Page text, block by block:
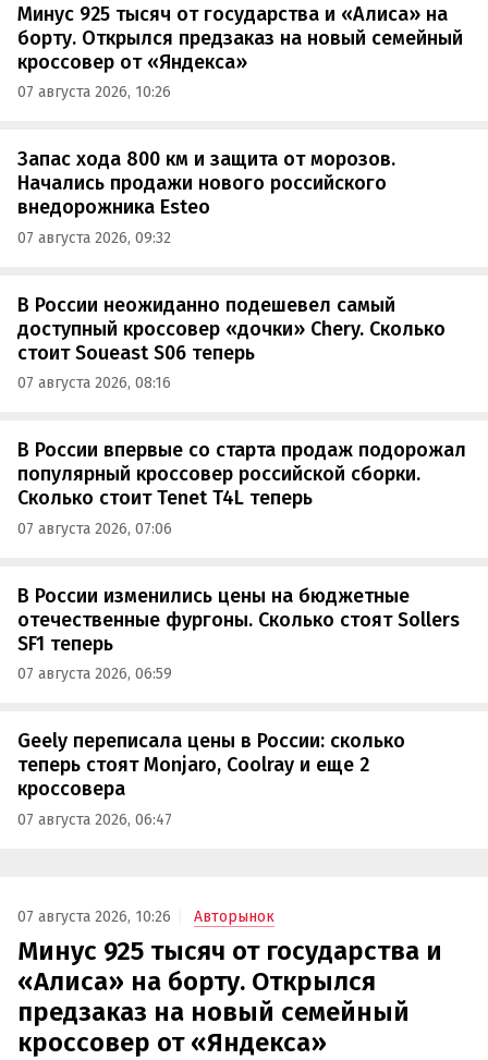
Минус 925 тысяч от государства и «Алиса» на
борту. Открылся предзаказ на новый семейный
кроссовер от «Яндекса»
07 августа 2026, 10:26
Запас хода 800 км и защита от морозов.
Начались продажи нового российского
внедорожника Esteo
07 августа 2026, 09:32
В России неожиданно подешевел самый
доступный кроссовер «дочки» Chery. Сколько
стоит Soueast S06 теперь
07 августа 2026, 08:16
В России впервые со старта продаж подорожал
популярный кроссовер российской сборки.
Сколько стоит Tenet T4L теперь
07 августа 2026, 07:06
В России изменились цены на бюджетные
отечественные фургоны. Сколько стоят Sollers
SF1 теперь
07 августа 2026, 06:59
Geely переписала цены в России: сколько
теперь стоят Monjaro, Coolray и еще 2
кроссовера
07 августа 2026, 06:47
07 августа 2026, 10:26 Авторынок
Минус 925 тысяч от государства и
«Алиса» на борту. Открылся
предзаказ на новый семейный
кроссовер от «Яндекса»